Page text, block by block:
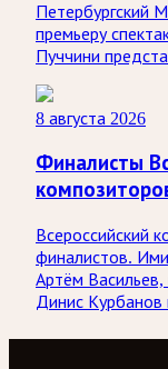
Петербургский
премьеру
Пуччини
8 августа 2026
Финалисты
Всероссийский
финалистов.
Артём
Динис